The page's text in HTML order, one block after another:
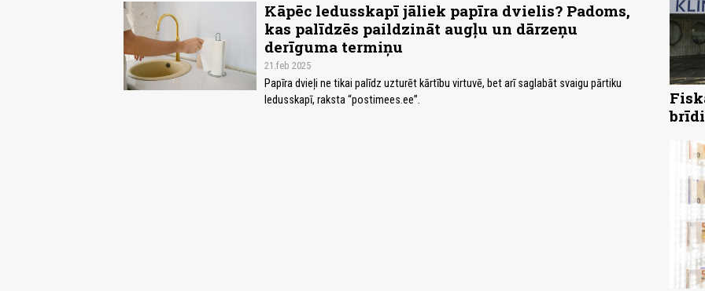
Kāpēc ledusskapī jāliek papīra dvielis? Padoms,
kas palīdzēs paildzināt augļu un dārzeņu
derīguma termiņu
21.feb 2025
Papīra dvieļi ne tikai palīdz uzturēt kārtību virtuvē, bet arī saglabāt svaigu pārtiku
ledusskapī, raksta “postimees.ee”.